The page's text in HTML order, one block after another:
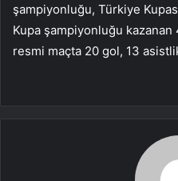
şampiyonluğu, Türkiye
Kupa şampiyonluğu
resmi maçta 20 gol, 13